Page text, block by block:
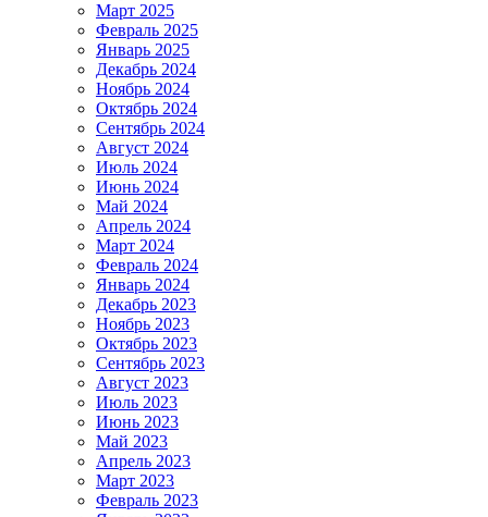
Март 2025
Февраль 2025
Январь 2025
Декабрь 2024
Ноябрь 2024
Октябрь 2024
Сентябрь 2024
Август 2024
Июль 2024
Июнь 2024
Май 2024
Апрель 2024
Март 2024
Февраль 2024
Январь 2024
Декабрь 2023
Ноябрь 2023
Октябрь 2023
Сентябрь 2023
Август 2023
Июль 2023
Июнь 2023
Май 2023
Апрель 2023
Март 2023
Февраль 2023